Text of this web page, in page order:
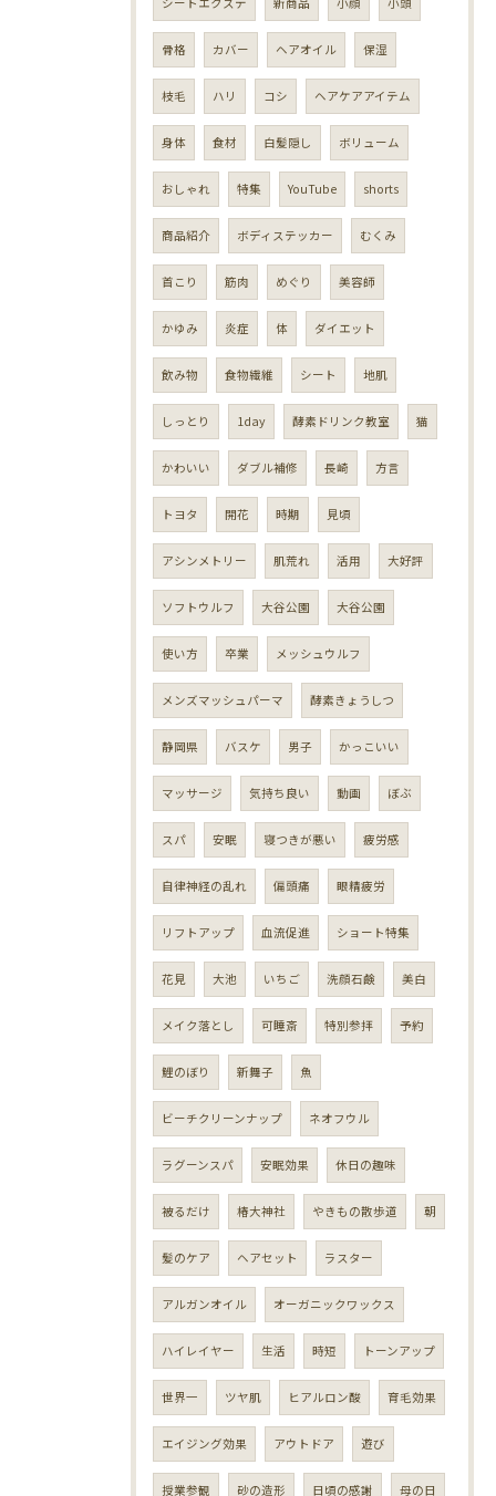
骨格 カバー ヘアオイル 保湿
枝毛 ハリ コシ ヘアケアアイテム
身体 食材 白髪隠し ボリューム
おしゃれ 特集 YouTube shorts
商品紹介 ボディステッカー むくみ
首こり 筋肉 めぐり 美容師
かゆみ 炎症 体 ダイエット
飲み物 食物繊維 シート 地肌
しっとり 1day 酵素ドリンク教室 猫
かわいい ダブル補修 長崎 方言
トヨタ 開花 時期 見頃
アシンメトリー 肌荒れ 活用 大好評
ソフトウルフ 大谷公園 大谷公園
使い方 卒業 メッシュウルフ
メンズマッシュパーマ 酵素きょうしつ
静岡県 バスケ 男子 かっこいい
マッサージ 気持ち良い 動画 ぼぶ
スパ 安眠 寝つきが悪い 疲労感
自律神経の乱れ 偏頭痛 眼精疲労
リフトアップ 血流促進 ショート特集
花見 大池 いちご 洗顔石鹸 美白
メイク落とし 可睡斎 特別参拝 予約
鯉のぼり 新舞子 魚
ビーチクリーンナップ ネオフウル
ラグーンスパ 安眠効果 休日の趣味
被るだけ 椿大神社 やきもの散歩道 朝
髪のケア ヘアセット ラスター
アルガンオイル オーガニックワックス
ハイレイヤー 生活 時短 トーンアップ
世界一 ツヤ肌 ヒアルロン酸 育毛効果
エイジング効果 アウトドア 遊び
授業参観 砂の造形 日頃の感謝 母の日